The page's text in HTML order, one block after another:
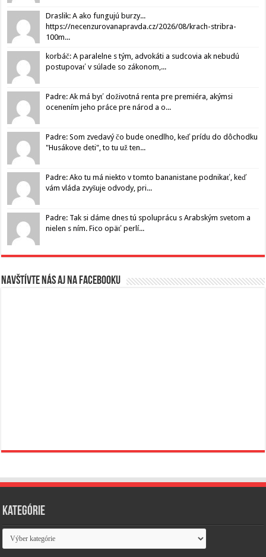
Draslik: A ako fungujú burzy...
https://necenzurovanapravda.cz/2026/08/krach-stribra-
100m...
korbáč: A paralelne s tým, advokáti a sudcovia ak nebudú
postupovať v súlade so zákonom,...
Padre: Ak má byť doživotná renta pre premiéra, akýmsi
ocenením jeho práce pre národ a o...
Padre: Som zvedavý čo bude onedlho, keď prídu do dôchodku
"Husákove deti", to tu už ten...
Padre: Ako tu má niekto v tomto bananistane podnikať, keď
vám vláda zvyšuje odvody, pri...
Padre: Tak si dáme dnes tú spoluprácu s Arabským svetom a
nielen s ním. Fico opäť perlí...
Navštívte nás aj na Facebooku
Kategórie
Kategórie